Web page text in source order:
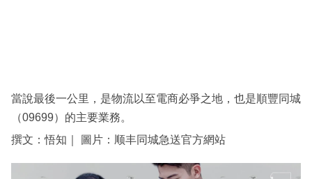
區
當說最後一公里，是物流以至電商必爭之地，也是順豐同城
（09699）的主要業務。
撰文：悟知｜ 圖片：顺丰同城急送官方網站